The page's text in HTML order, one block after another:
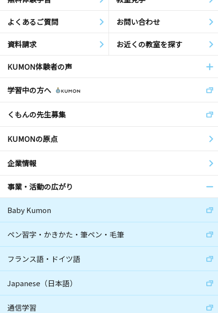
よくあるご質問 お問い合わせ
資料請求 お近くの教室を探す
KUMON体験者の声
学習中の方へ
くもんの先生募集
KUMONの原点
企業情報
事業・活動の広がり
Baby Kumon
ペン習字・かきかた・筆ペン・毛筆
フランス語・ドイツ語
Japanese（日本語）
通信学習